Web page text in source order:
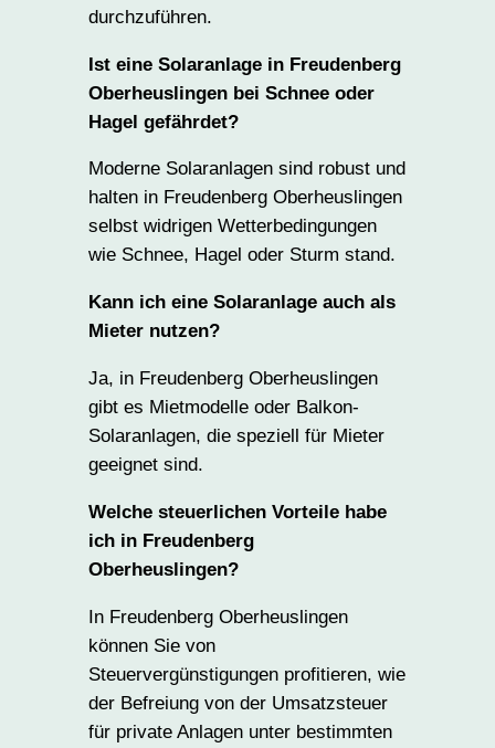
durchzuführen.
Ist eine Solaranlage in Freudenberg
Oberheuslingen bei Schnee oder
Hagel gefährdet?
Moderne Solaranlagen sind robust und
halten in Freudenberg Oberheuslingen
selbst widrigen Wetterbedingungen
wie Schnee, Hagel oder Sturm stand.
Kann ich eine Solaranlage auch als
Mieter nutzen?
Ja, in Freudenberg Oberheuslingen
gibt es Mietmodelle oder Balkon-
Solaranlagen, die speziell für Mieter
geeignet sind.
Welche steuerlichen Vorteile habe
ich in Freudenberg
Oberheuslingen?
In Freudenberg Oberheuslingen
können Sie von
Steuervergünstigungen profitieren, wie
der Befreiung von der Umsatzsteuer
für private Anlagen unter bestimmten